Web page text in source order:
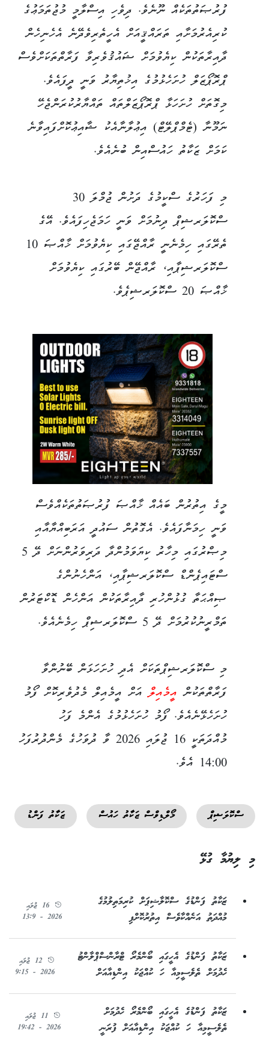
ފުރުޞަތުތަކެއް ނޫނެވެ. ދިވެހި އިސްލާމީ މުޖުތަމަޢުގެ
ކުރިއެރުމަށާއި ތަރައްޤީއަށް އެހީތެރިވެދޭނެ އެހެނިހެން
ދާއިރާތަކުން ކިޔެވުމަށް ޝައުޤުވެރިވާ ފަރާތްތަކަށްވެސް
ޕްރޮޕޯޒަލް ހުށަހެޅުމުގެ އިޚުތިޔާރު ވަނީ ދީފައެވެ.
މިގޮތަށް ހުށަހަޅާ ޕްރޮޕޯޒަލްތައް ތައްޔާރުކުރަންޖެހޭ
ނަމޫނާ (ޓެމްޕްލޭޓް) އިޢުލާނާއެކު ޝާއިޢުކޮށްފައިވާނެ
ކަމަށް ޒަކާތު ހައުސްއިން ބުނެއެވެ.
މި ފަހަރުގެ ސްކީމުގެ ދަށުން ޖުމްލަ 30
ސްކޮލަރޝިޕް ދިނުމަށް ވަނީ ހަމަޖެހިފައެވެ. އޭގެ
ތެރޭގައި ހިމެނެނީ ރާއްޖޭގައި ކިޔެވުމަށް ޚާއްޞަ 10
ސްކޮލަރޝިޕާއި، ރާއްޖޭން ބޭރުގައި ކިޔެވުމަށް
ޚާއްޞަ 20 ސްކޮލަރޝިޕެވެ.
މީގެ އިތުރުން ބައެއް ޚާއްޞަ ފުރުޞަތުތަކެއްވެސް
ވަނީ ހިމަނާފައެވެ. އެގޮތުން ސައުދީ އަރަބިއްޔާއާއި
މިޞްރުގައި މިހާރު ކިޔަވަމުންދާ ދަރިވަރުންނަށް ދޭ 5
ސްޓައިޕެންޑް ސްކޮލަރޝިޕާއި، އަންހެނުންގެ
ޞިއްޙަތާ ގުޅުންހުރި ދާއިރާތަކުން އަންހެން ޑޮކްޓަރުން
ތަމްރީނުކުރުމަށް ދޭ 5 ސްކޮލަރޝިޕް ހިމެނެއެވެ.
މި ސްކޮލަރޝިޕްތަކަށް އެދި ހުށަހަޅަން ބޭނުންވާ
ފަރާތްތަކުން އީމެއިލްއަށް އީމެއިލް މެދުވެރިކޮށް ފޯމު
ހުށަހެޅޭނެއެވެ. ފޯމު ހުށަހެޅުމުގެ އެންމެ ފަހު
މުއްދަތަކީ 16 ޖުލައި 2026 ވާ ދުވަހުގެ މެންދުރުފަހު
14:00 އެވެ.
ސްކޮލަޝިޕް މޯލްޑިވްސް ޒަކާތު ހައުސް ޒަކާތު ފަންޑު
މި ލިޔުމާ ގުޅޭ
ޒަކާތު ފަންޑުގެ ސްކޮލާޝިޕަށް ކުރިމަތިލުމުގެ
މުއްދަތު އަނެއްކާވެސް އިތުރުކޮށްފި
16 ޖުލައި
2026 - 13:9
ޒަކާތު ފަންޑުގެ އެހީގައި ބޯންމެރޯ ޓްރާންސްޕްލާންޓު
ހެދުމަށް ތެލެސީމިއާ ހަ ކުއްޖަކު އިންޑިއާއަށް
12 ޖުލައި
2026 - 9:15
ޒަކާތު ފަންޑުގެ އެހީގައި ބޯންމެރޯ ހެދުމަށް
ތެލެސީމިއާ ހަ ކުއްޖަކު އިންޑިއާއަށް ފުރަނީ
11 ޖުލައި
2026 - 19:42